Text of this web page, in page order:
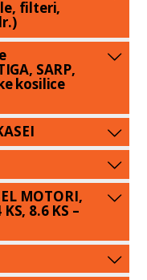
filteri,
SARP,
kosilice
MOTORI,
8.6 KS –